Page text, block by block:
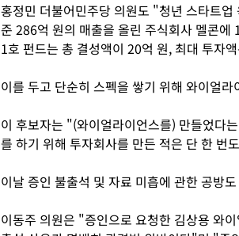
홍정민 더불어민주당 의원도 "청년 스타트
준 286억 원의 매출을 올린 주식회사 멜콘
1호 펀드는 총 결성액이 20억 원, 최대 투자
이를 두고 단순히 스펙을 쌓기 위해 와이얼
이 후보자는 "(와이얼라이언스를) 만들었다
를 하기 위해 투자회사를 만든 적은 단 한 번
이날 증인 불출석 및 자료 미흡에 관한 공방
이동주 의원은 "증인으로 요청한 김상용 와